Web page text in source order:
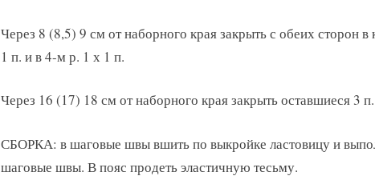
Через 8 (8,5) 9 см от наборного края закрыть с обеих сторон
1 п. и в 4-м р. 1 х 1 п.
Через 16 (17) 18 см от наборного края закрыть оставшиеся 3 п.
СБОРКА: в шаговые швы вшить по выкройке ластовицу и
шаговые швы. В пояс продеть эластичную тесьму.